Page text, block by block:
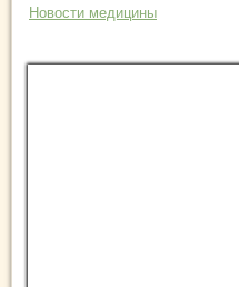
Новости медицины